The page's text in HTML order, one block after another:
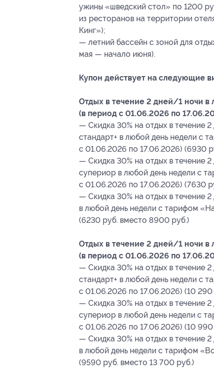
ужины «шведский стол» по 1200
из ресторанов на территории
Кинг»);
— летний бассейн с зоной для
мая — начало июня).
Купон действует на следующие
Отдых в течение 2 дней/1 ночи в
(в период с 01.06.2026 по
— Скидка 30% на отдых в течение
стандарт+ в любой день недели с
с 01.06.2026 по 17.06.2026) (6930
— Скидка 30% на отдых в течение
супериор в любой день недели с
с 01.06.2026 по 17.06.2026) (7630
— Скидка 30% на отдых в течение
в любой день недели с тарифом
(6230 руб. вместо 8900 руб.)
Отдых в течение 2 дней/1 ночи
(в период с 01.06.2026 по
— Скидка 30% на отдых в течение
стандарт+ в любой день недели с
с 01.06.2026 по 17.06.2026) (10
— Скидка 30% на отдых в течение
супериор в любой день недели с
с 01.06.2026 по 17.06.2026) (10
— Скидка 30% на отдых в течение
в любой день недели с тарифом
(9590 руб. вместо 13 700 руб.)